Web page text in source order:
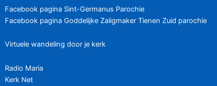
Facebook pagina Sint-Germanus Parochie
Facebook pagina Goddelijke Zaligmaker Tienen Zuid parochie
Virtuele wandeling door je kerk
Radio Maria
Kerk Net